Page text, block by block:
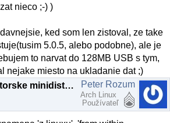
nieco ;-) )
ked som len zistoval, ze take
5.0.5, alebo podobne), ale je
to narvat do 128MB USB s tym,
nejake miesto na ukladanie dat ;)
Re: programatorske minidistro na USB
Peter Rozum
Arch Linux
Používateľ